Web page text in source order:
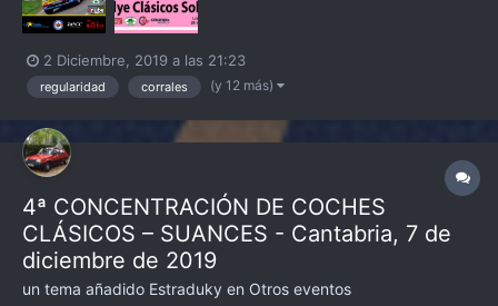
2 Diciembre, 2019 a las 21:23
regularidad corrales (y 12 más)
4ª CONCENTRACIÓN DE COCHES
CLÁSICOS – SUANCES - Cantabria, 7 de
diciembre de 2019
un tema añadido Estraduky en Otros eventos